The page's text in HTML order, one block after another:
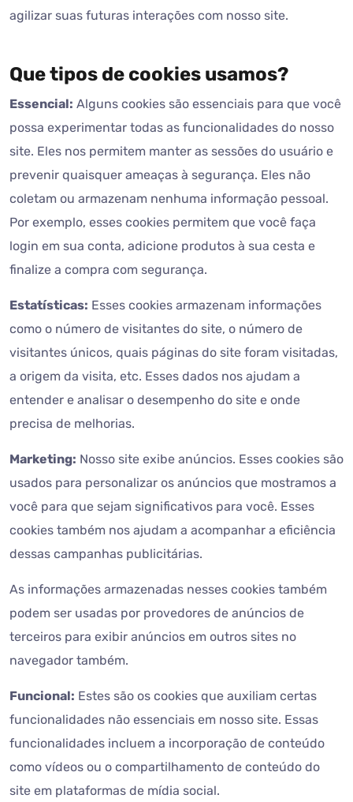
agilizar suas futuras interações com nosso site.
Que tipos de cookies usamos?
Essencial: Alguns cookies são essenciais para que você
possa experimentar todas as funcionalidades do nosso
site. Eles nos permitem manter as sessões do usuário e
prevenir quaisquer ameaças à segurança. Eles não
coletam ou armazenam nenhuma informação pessoal.
Por exemplo, esses cookies permitem que você faça
login em sua conta, adicione produtos à sua cesta e
finalize a compra com segurança.
Estatísticas: Esses cookies armazenam informações
como o número de visitantes do site, o número de
visitantes únicos, quais páginas do site foram visitadas,
a origem da visita, etc. Esses dados nos ajudam a
entender e analisar o desempenho do site e onde
precisa de melhorias.
Marketing: Nosso site exibe anúncios. Esses cookies são
usados ​​para personalizar os anúncios que mostramos a
você para que sejam significativos para você. Esses
cookies também nos ajudam a acompanhar a eficiência
dessas campanhas publicitárias.
As informações armazenadas nesses cookies também
podem ser usadas por provedores de anúncios de
terceiros para exibir anúncios em outros sites no
navegador também.
Funcional: Estes são os cookies que auxiliam certas
funcionalidades não essenciais em nosso site. Essas
funcionalidades incluem a incorporação de conteúdo
como vídeos ou o compartilhamento de conteúdo do
site em plataformas de mídia social.